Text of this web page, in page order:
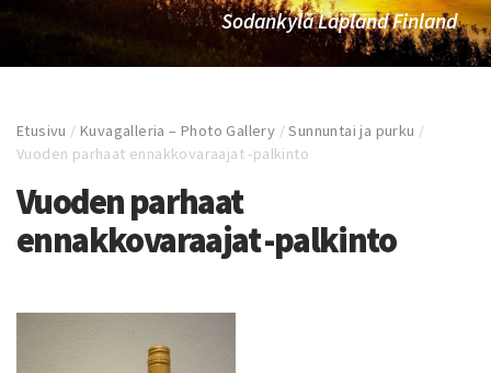
Sodankylä Lapland Finland
Etusivu /Kuvagalleria – Photo Gallery /Sunnuntai ja purku /
Vuoden parhaat ennakkovaraajat -palkinto
Vuoden parhaat
ennakkovaraajat -palkinto